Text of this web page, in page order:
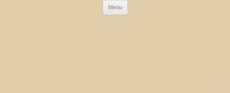
Menu